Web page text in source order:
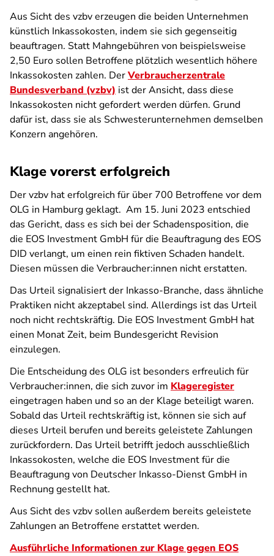
Aus Sicht des vzbv erzeugen die beiden Unternehmen
künstlich Inkassokosten, indem sie sich gegenseitig
beauftragen. Statt Mahngebühren von beispielsweise
2,50 Euro sollen Betroffene plötzlich wesentlich höhere
Inkassokosten zahlen. DerVerbraucherzentrale
Bundesverband (vzbv) ist der Ansicht, dass diese
Inkassokosten nicht gefordert werden dürfen. Grund
dafür ist, dass sie als Schwesterunternehmen demselben
Konzern angehören.
Klage vorerst erfolgreich
Der vzbv hat erfolgreich für über 700 Betroffene vor dem
OLG in Hamburg geklagt. Am 15. Juni 2023 entschied
das Gericht, dass es sich bei der Schadensposition, die
die EOS Investment GmbH für die Beauftragung des EOS
DID verlangt, um einen rein fiktiven Schaden handelt.
Diesen müssen die Verbraucher:innen nicht erstatten.
Das Urteil signalisiert der Inkasso-Branche, dass ähnliche
Praktiken nicht akzeptabel sind. Allerdings ist das Urteil
noch nicht rechtskräftig. Die EOS Investment GmbH hat
einen Monat Zeit, beim Bundesgericht Revision
einzulegen.
Die Entscheidung des OLG ist besonders erfreulich für
Verbraucher:innen, die sich zuvor im Klageregister
eingetragen haben und so an der Klage beteiligt waren.
Sobald das Urteil rechtskräftig ist, können sie sich auf
dieses Urteil berufen und bereits geleistete Zahlungen
zurückfordern. Das Urteil betrifft jedoch ausschließlich
Inkassokosten, welche die EOS Investment für die
Beauftragung von Deutscher Inkasso-Dienst GmbH in
Rechnung gestellt hat.
Aus Sicht des vzbv sollen außerdem bereits geleistete
Zahlungen an Betroffene erstattet werden.
Ausführliche Informationen zur Klage gegen EOS